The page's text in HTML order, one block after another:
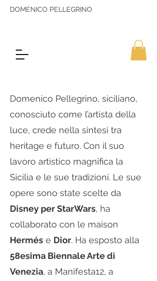
DOMENICO PELLEGRINO
Domenico Pellegrino, siciliano,
conosciuto come l’artista della
luce, crede nella sintesi tra
heritage e futuro. Con il suo
lavoro artistico magnifica la
Sicilia e le sue tradizioni. Le sue
opere sono state scelte da
Disney per StarWars, ha
collaborato con le maison
Hermés e Dior. Ha esposto alla
58esima Biennale Arte di
Venezia, a Manifesta12, a